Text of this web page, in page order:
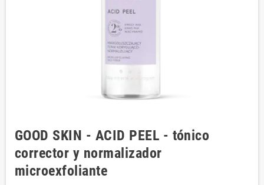
GOOD SKIN - ACID PEEL - tónico
corrector y normalizador
microexfoliante